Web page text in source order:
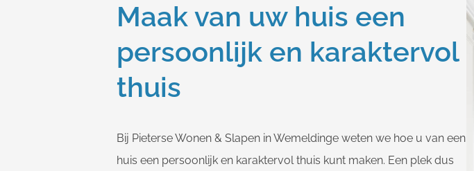
Maak van uw huis een
persoonlijk en karaktervol
thuis
Bij Pieterse Wonen & Slapen in Wemeldinge weten we hoe u van een
huis een persoonlijk en karaktervol thuis kunt maken. Een plek dus